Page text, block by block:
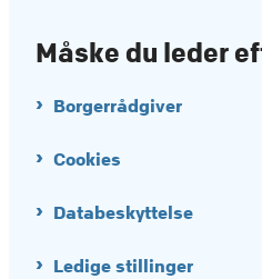
Måske du leder
Borgerrådgiver
Cookies
Databeskyttelse
Ledige stillinger